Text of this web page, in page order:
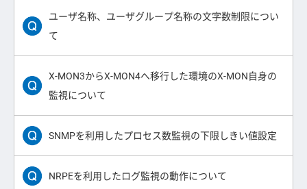
ユーザ名称、ユーザグループ名称の文字数制限につい
て
X-MON3からX-MON4へ移行した環境のX-MON自身の
監視について
SNMPを利用したプロセス数監視の下限しきい値設定
NRPEを利用したログ監視の動作について